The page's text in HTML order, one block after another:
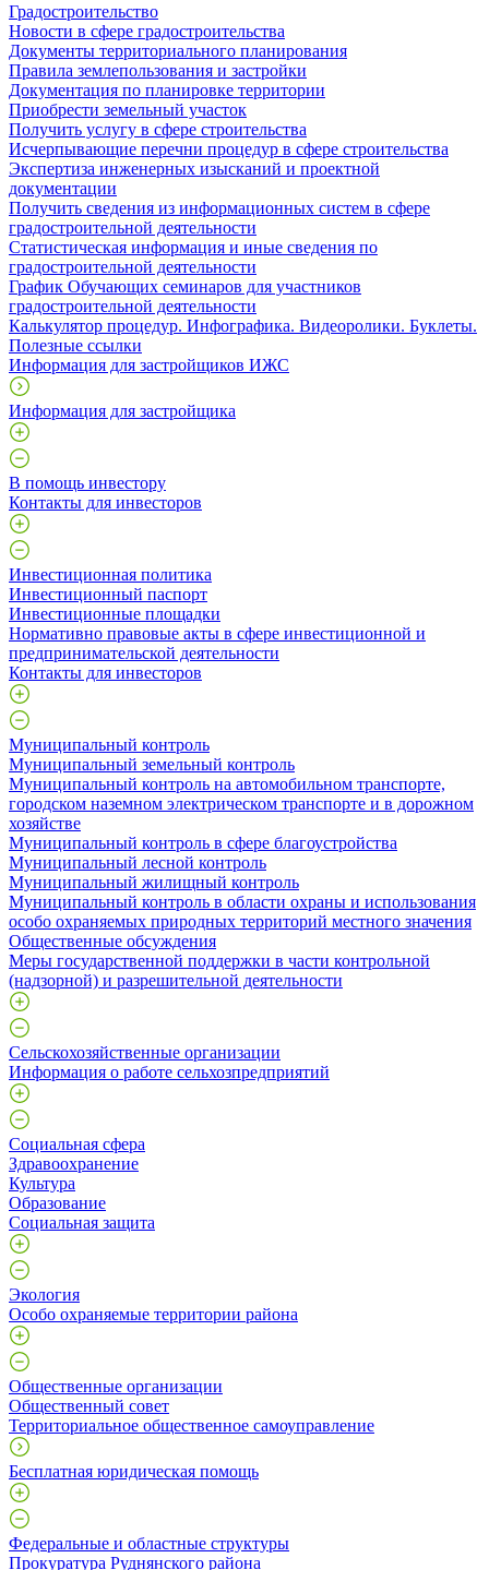
Градостроительство
Новости в сфере градостроительства
Документы территориального планирования
Правила землепользования и застройки
Документация по планировке территории
Приобрести земельный участок
Получить услугу в сфере строительства
Исчерпывающие перечни процедур в сфере строительства
Экспертиза инженерных изысканий и проектной
документации
Получить сведения из информационных систем в сфере
градостроительной деятельности
Статистическая информация и иные сведения по
градостроительной деятельности
График Обучающих семинаров для участников
градостроительной деятельности
Калькулятор процедур. Инфографика. Видеоролики. Буклеты.
Полезные ссылки
Информация для застройщиков ИЖС
Информация для застройщика
В помощь инвестору
Контакты для инвесторов
Инвестиционная политика
Инвестиционный паспорт
Инвестиционные площадки
Нормативно правовые акты в сфере инвестиционной и
предпринимательской деятельности
Контакты для инвесторов
Муниципальный контроль
Муниципальный земельный контроль
Муниципальный контроль на автомобильном транспорте,
городском наземном электрическом транспорте и в дорожном
хозяйстве
Муниципальный контроль в сфере благоустройства
Муниципальный лесной контроль
Муниципальный жилищный контроль
Муниципальный контроль в области охраны и использования
особо охраняемых природных территорий местного значения
Общественные обсуждения
Меры государственной поддержки в части контрольной
(надзорной) и разрешительной деятельности
Сельскохозяйственные организации
Информация о работе сельхозпредприятий
Социальная сфера
Здравоохранение
Культура
Образование
Социальная защита
Экология
Особо охраняемые территории района
Общественные организации
Общественный совет
Территориальное общественное самоуправление
Бесплатная юридическая помощь
Федеральные и областные структуры
Прокуратура Руднянского района